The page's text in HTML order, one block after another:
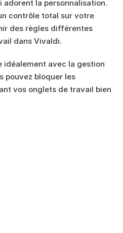
la personnalisation.
contrôle total sur votre
des règles différentes
dans Vivaldi.
idéalement avec la gestion
pouvez bloquer les
vos onglets de travail bien